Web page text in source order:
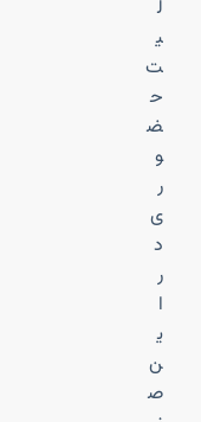
ل
ی
ت
ح
ض
و
ر
ی
د
ر
ا
ی
ن
ص